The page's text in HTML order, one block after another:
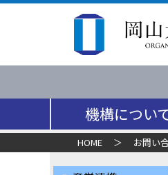
機構につい
HOME ＞ お問い